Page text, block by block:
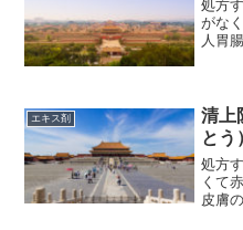
処方
がな
人胃
え、
エキス剤
清上
とう
処方
くて
皮膚